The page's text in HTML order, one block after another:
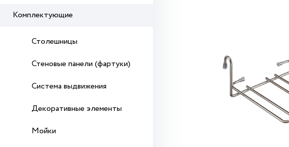
Комплектующие
Столешницы
Стеновые панели (фартуки)
Система выдвижения
Декоративные элементы
Мойки